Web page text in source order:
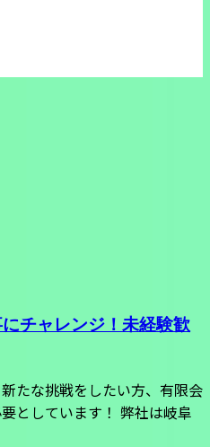
チャレンジ！未経験歓
たな挑戦をしたい方、有限会
としています！ 弊社は岐阜